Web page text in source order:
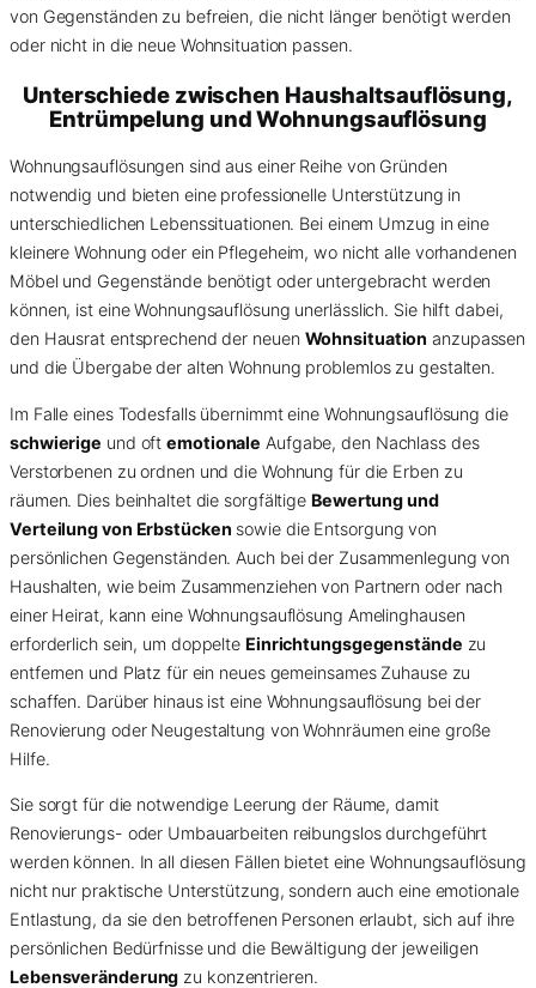
von Gegenständen zu befreien, die nicht länger benötigt werden
oder nicht in die neue Wohnsituation passen.
Unterschiede zwischen Haushaltsauflösung,
Entrümpelung und Wohnungsauflösung
Wohnungsauflösungen sind aus einer Reihe von Gründen
notwendig und bieten eine professionelle Unterstützung in
unterschiedlichen Lebenssituationen. Bei einem Umzug in eine
kleinere Wohnung oder ein Pflegeheim, wo nicht alle vorhandenen
Möbel und Gegenstände benötigt oder untergebracht werden
können, ist eine Wohnungsauflösung unerlässlich. Sie hilft dabei,
den Hausrat entsprechend der neuen Wohnsituation anzupassen
und die Übergabe der alten Wohnung problemlos zu gestalten.
Im Falle eines Todesfalls übernimmt eine Wohnungsauflösung die
schwierige und oftemotionale Aufgabe, den Nachlass des
Verstorbenen zu ordnen und die Wohnung für die Erben zu
räumen. Dies beinhaltet die sorgfältige Bewertung und
Verteilung von Erbstücken sowie die Entsorgung von
persönlichen Gegenständen. Auch bei der Zusammenlegung von
Haushalten, wie beim Zusammenziehen von Partnern oder nach
einer Heirat, kann eine Wohnungsauflösung Amelinghausen
erforderlich sein, um doppelte Einrichtungsgegenstände zu
entfernen und Platz für ein neues gemeinsames Zuhause zu
schaffen. Darüber hinaus ist eine Wohnungsauflösung bei der
Renovierung oder Neugestaltung von Wohnräumen eine große
Hilfe.
Sie sorgt für die notwendige Leerung der Räume, damit
Renovierungs- oder Umbauarbeiten reibungslos durchgeführt
werden können. In all diesen Fällen bietet eine Wohnungsauflösung
nicht nur praktische Unterstützung, sondern auch eine emotionale
Entlastung, da sie den betroffenen Personen erlaubt, sich auf ihre
persönlichen Bedürfnisse und die Bewältigung der jeweiligen
Lebensveränderung zu konzentrieren.